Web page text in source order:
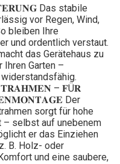
Das stabile
vor Regen, Wind,
bleiben Ihre
und ordentlich verstaut.
das Gerätehaus zu
Ihren Garten –
– 𝐅Ü𝐑
Der
sorgt für hohe
selbst auf unebenem
er das Einziehen
B. Holz- oder
und eine saubere,